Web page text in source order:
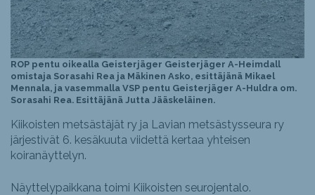
ROP pentu oikealla Geisterjäger Geisterjäger A-Heimdall
omistaja Sorasahi Rea ja Mäkinen Asko, esittäjänä Mikael
Mennala, ja vasemmalla VSP pentu Geisterjäger A-Huldra om.
Sorasahi Rea. Esittäjänä Jutta Jääskeläinen.
Kiikoisten metsästäjät ry ja Lavian metsästysseura ry
järjestivät 6. kesäkuuta viidettä kertaa yhteisen
koiranäyttelyn.
Näyttelypaikkana toimi Kiikoisten seurojentalo.